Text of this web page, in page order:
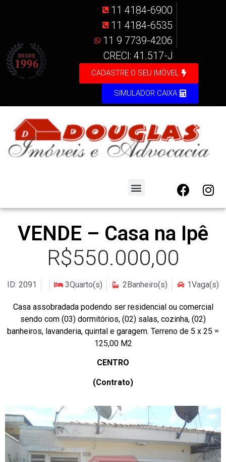
11 4184-6900
11 4184-6535
11 9 7739-4206
CRECI: 41.517-J
CADASTRE O SEU IMÓVEL
SIMULADOR CAIXA
VENDE – Casa na Ipê
R$550.000,00
ID: 2091 3Quarto(s) 2Banheiro(s) 1Vaga(s)
Casa assobradada podendo ser residencial ou comercial
sendo com (03) dormitórios, (02) salas, cozinha, (02)
banheiros, lavanderia, quintal e garagem. Terreno de 5 x 25 =
125,00 M2
CENTRO
(Contrato)